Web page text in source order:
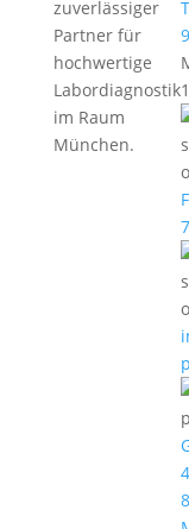
zuverlässiger
Partner für
hochwertige
Labordiagnostik
im Raum
München.